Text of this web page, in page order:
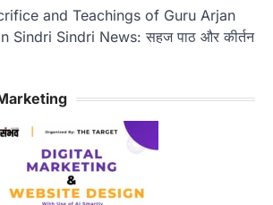
and Teachings of Guru Arjan
Sindri Sindri News: सहज पाठ और कीर्तन